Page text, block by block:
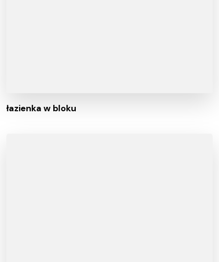
łazienka w bloku